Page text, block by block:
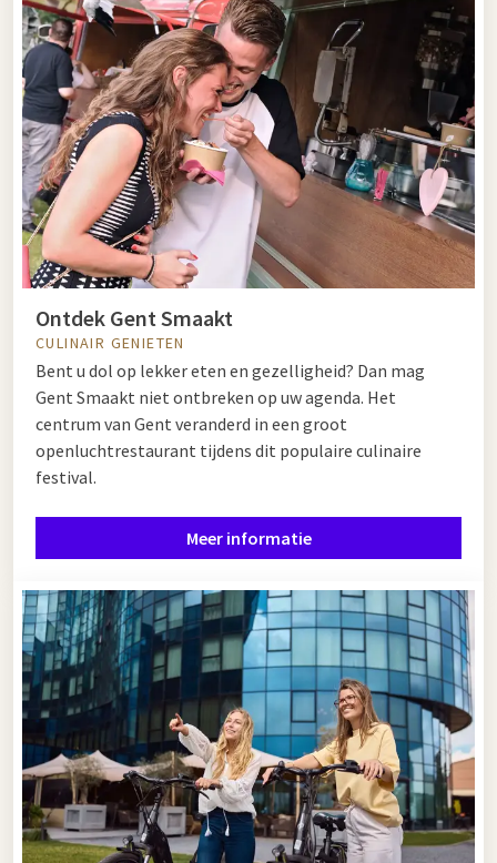
Ontdek Gent Smaakt
CULINAIR GENIETEN
Bent u dol op lekker eten en gezelligheid? Dan mag
Gent Smaakt niet ontbreken op uw agenda. Het
centrum van Gent veranderd in een groot
openluchtrestaurant tijdens dit populaire culinaire
festival.
Meer informatie